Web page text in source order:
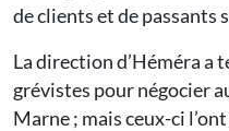
de clients et de passants
La direction d’Héméra a
grévistes pour négocier
Marne ; mais ceux-ci